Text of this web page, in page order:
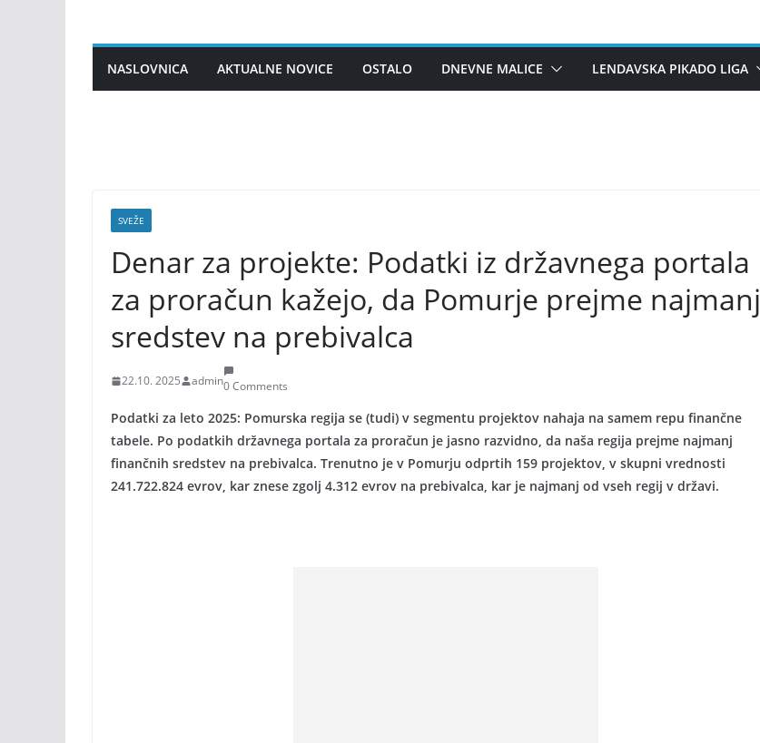
contentNASLOVNICA AKTUALNE NOVICE OSTALO DNEVNE MALICE LENDAVSKA PIKADO LIGA
SVEŽE
Denar za projekte: Podatki iz državnega portala
za proračun kažejo, da Pomurje prejme najmanj
sredstev na prebivalca
22.10. 2025 admin0 Comments
Podatki za leto 2025: Pomurska regija se (tudi) v segmentu projektov nahaja na samem repu finančne
tabele. Po podatkih državnega portala za proračun je jasno razvidno, da naša regija prejme najmanj
finančnih sredstev na prebivalca. Trenutno je v Pomurju odprtih 159 projektov, v skupni vrednosti
241.722.824 evrov, kar znese zgolj 4.312 evrov na prebivalca, kar je najmanj od vseh regij v državi.